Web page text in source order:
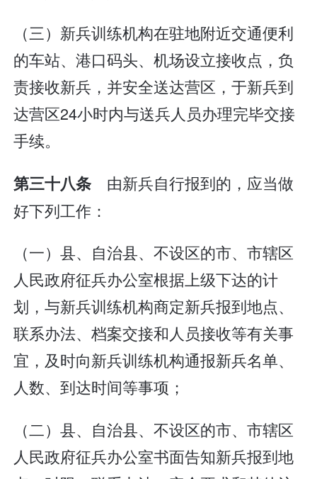
（三）新兵训练机构在驻地附近交通便利
的车站、港口码头、机场设立接收点，负
责接收新兵，并安全送达营区，于新兵到
达营区24小时内与送兵人员办理完毕交接
手续。
第三十八条 由新兵自行报到的，应当做
好下列工作：
（一）县、自治县、不设区的市、市辖区
人民政府征兵办公室根据上级下达的计
划，与新兵训练机构商定新兵报到地点、
联系办法、档案交接和人员接收等有关事
宜，及时向新兵训练机构通报新兵名单、
人数、到达时间等事项；
（二）县、自治县、不设区的市、市辖区
人民政府征兵办公室书面告知新兵报到地